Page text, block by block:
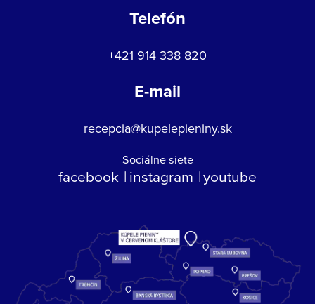
Telefón
+421 914 338 820
E-mail
recepcia@kupelepieniny.sk
Sociálne siete
facebook instagram youtube